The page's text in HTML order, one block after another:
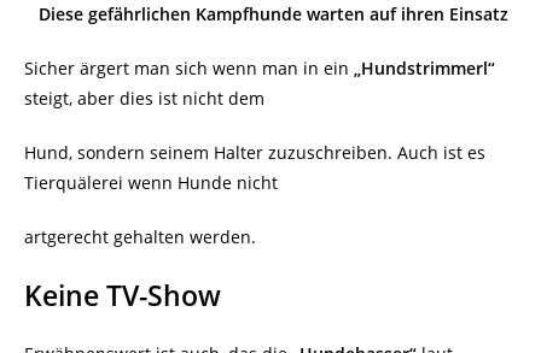
Diese gefährlichen Kampfhunde warten auf ihren Einsatz
Sicher ärgert man sich wenn man in ein „Hundstrimmerl“
steigt, aber dies ist nicht dem
Hund, sondern seinem Halter zuzuschreiben. Auch ist es
Tierquälerei wenn Hunde nicht
artgerecht gehalten werden.
Keine TV-Show